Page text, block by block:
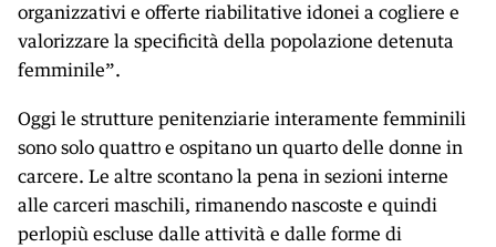
organizzativi e offerte riabilitative idonei a cogliere e
valorizzare la specificità della popolazione detenuta
femminile”.
Oggi le strutture penitenziarie interamente femminili
sono solo quattro e ospitano un quarto delle donne in
carcere. Le altre scontano la pena in sezioni interne
alle carceri maschili, rimanendo nascoste e quindi
perlopiù escluse dalle attività e dalle forme di